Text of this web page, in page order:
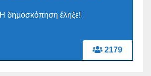
2179
Η δημοσκόπηση έληξε!